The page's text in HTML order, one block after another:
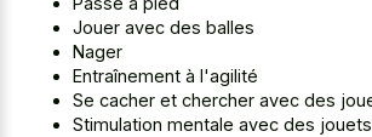
Jouer avec des balles
Nager
Entraînement à l'agilité
Se cacher et chercher avec des
Stimulation mentale avec des